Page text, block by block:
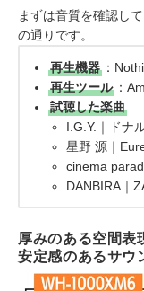
まずは音質を確認し
の通りです。
再生機器 ：
再生ツール ：
試聴した楽曲
I.G.Y.｜ドナ
星野 源｜
cinema
DANBIRA｜
厚みのある空間表
安定感のあるサウ